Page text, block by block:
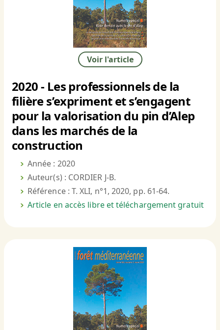
Voir l'article
2020 - Les professionnels de la
filière s’expriment et s’engagent
pour la valorisation du pin d’Alep
dans les marchés de la
construction
Année : 2020
Auteur(s) : CORDIER J-B.
Référence : T. XLI, n°1, 2020, pp. 61-64.
Article en accès libre et téléchargement gratuit